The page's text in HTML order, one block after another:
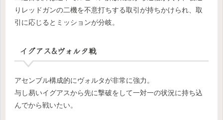
りレッドガンの二機を不意打ちする取引が持ちかけられ、取
引に応じるとミッションが分岐。
イグアス&ヴォルタ戦
アセンブル構成的にヴォルタが非常に強力。
与し易いイグアスから先に撃破をして一対一の状況に持ち込
んでから戦いたい。